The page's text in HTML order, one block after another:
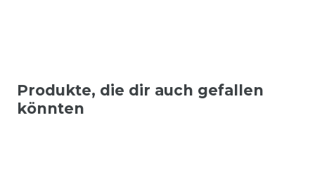
Produkte, die dir auch gefallen
könnten